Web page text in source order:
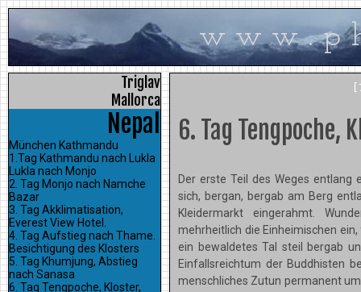
w w w . p
Triglav
Mallorca
Nepal
München Kathmandu
1.Tag Kathmandu nach Lukla
Lukla nach Monjo
2. Tag Monjo nach Namche
Bazar
3. Tag Akklimatisation,
Everest View Hotel.
4. Tag Aufstieg nach Thame.
Besichtigung des Klosters
5. Tag Khumjung, Abstieg
nach Sanasa
6. Tag Tengpoche, Kloster,
6. Tag Tengpoche,
Der erste Teil des Weges entlang
sich, bergan, bergab am Berg
Kleidermarkt eingerahmt.
mehrheitlich die Einheimischen
ein bewaldetes Tal steil bergab
Einfallsreichtum der Buddhisten
menschliches Zutun permanent